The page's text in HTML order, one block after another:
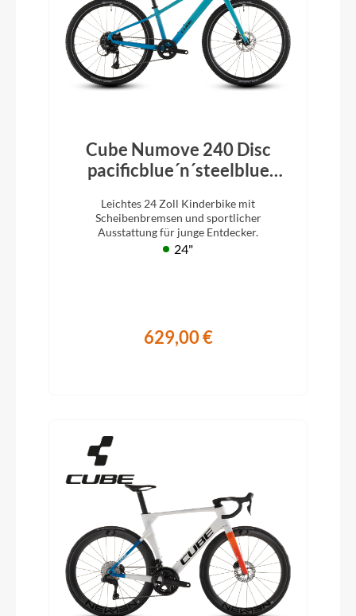
Cube Numove 240 Disc
pacificblue´n´steelblue
Leichtes 24 Zoll Kinderbike mit
Scheibenbremsen und sportlicher
Ausstattung für junge Entdecker.
24"
629,00 €